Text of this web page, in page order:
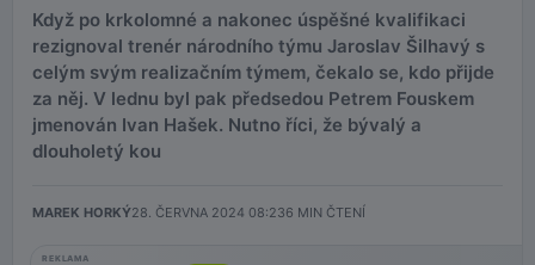
Když po krkolomné a nakonec úspěšné kvalifikaci
rezignoval trenér národního týmu Jaroslav Šilhavý s
celým svým realizačním týmem, čekalo se, kdo přijde
za něj. V lednu byl pak předsedou Petrem Fouskem
jmenován Ivan Hašek. Nutno říci, že bývalý a
dlouholetý kou
MAREK HORKÝ28. ČERVNA 2024 08:236 MIN ČTENÍ
REKLAMA